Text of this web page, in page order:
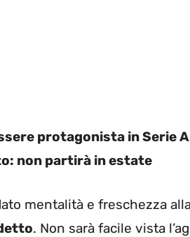
protagonista in Serie
non partirà in estate
mentalità e freschezza
. Non sarà facile vista